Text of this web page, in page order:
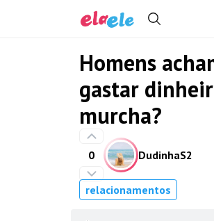
Homens
gastar
murcha?
0 DudinhaS2
relacionamentos